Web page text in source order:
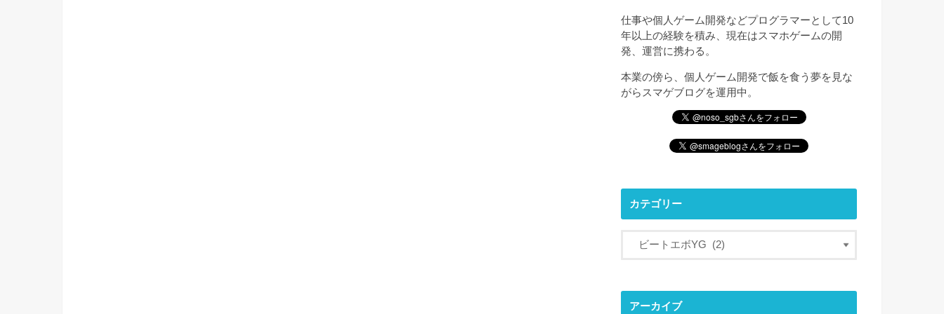
仕事や個人ゲーム開発などプログラマーとして10
年以上の経験を積み、現在はスマホゲームの開
発、運営に携わる。
本業の傍ら、個人ゲーム開発で飯を食う夢を見な
がらスマゲブログを運用中。
カテゴリー
アーカイブ